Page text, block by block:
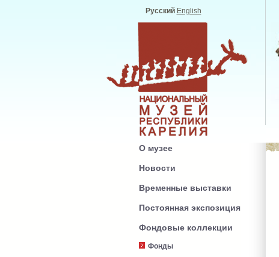
Русский English
О музее
Новости
Временные выставки
Постоянная экспозиция
Фондовые коллекции
Фонды